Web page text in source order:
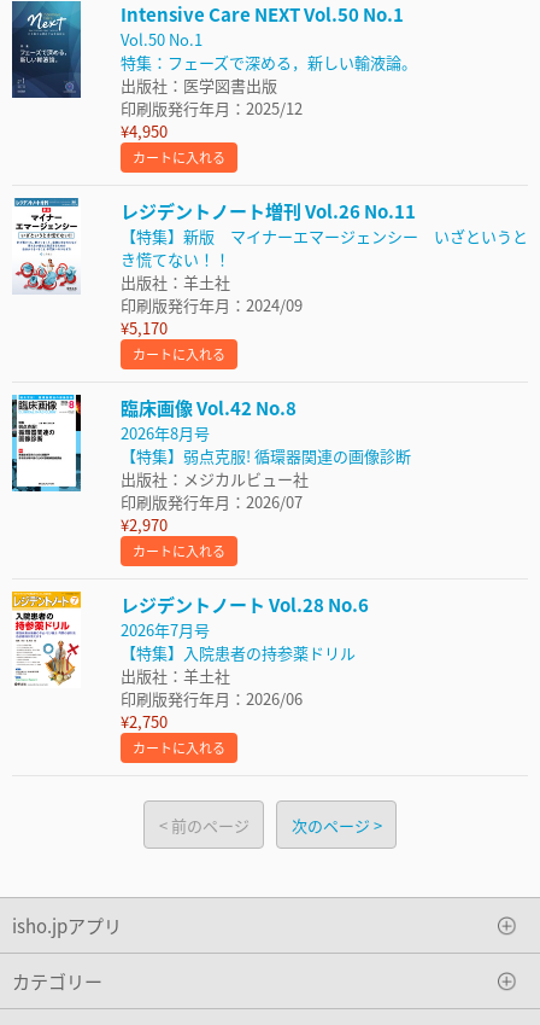
Intensive Care NEXT Vol.50 No.1
Vol.50 No.1
特集：フェーズで深める，新しい輸液論。
出版社：医学図書出版
印刷版発行年月：2025/12
¥4,950
カートに入れる
レジデントノート増刊 Vol.26 No.11
【特集】新版 マイナーエマージェンシー いざというと
き慌てない！！
出版社：羊土社
印刷版発行年月：2024/09
¥5,170
カートに入れる
臨床画像 Vol.42 No.8
2026年8月号
【特集】弱点克服! 循環器関連の画像診断
出版社：メジカルビュー社
印刷版発行年月：2026/07
¥2,970
カートに入れる
レジデントノート Vol.28 No.6
2026年7月号
【特集】入院患者の持参薬ドリル
出版社：羊土社
印刷版発行年月：2026/06
¥2,750
カートに入れる
前のページ 次のページ
isho.jpアプリ
カテゴリー